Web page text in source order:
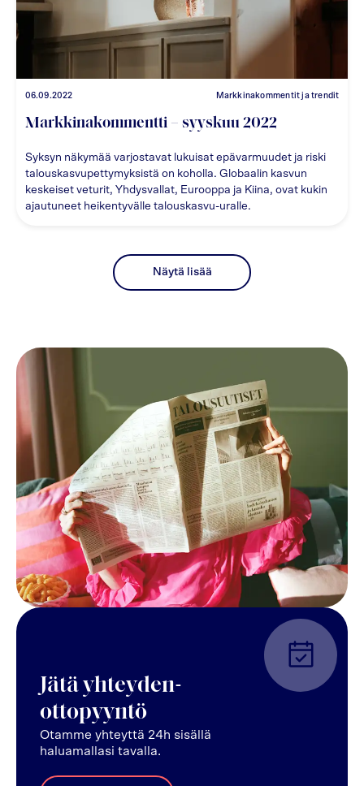
06.09.2022 Markkinakommentit ja trendit
Markkinakommentti – syyskuu 2022
Syksyn näkymää varjostavat lukuisat epävarmuudet ja riski
talouskasvupettymyksistä on koholla. Globaalin kasvun
keskeiset veturit, Yhdysvallat, Eurooppa ja Kiina, ovat kukin
ajautuneet heikentyvälle talouskasvu-uralle.
Näytä lisää
Jätä yhteyden-
ottopyyntö
Otamme yhteyttä 24h sisällä
haluamallasi tavalla.